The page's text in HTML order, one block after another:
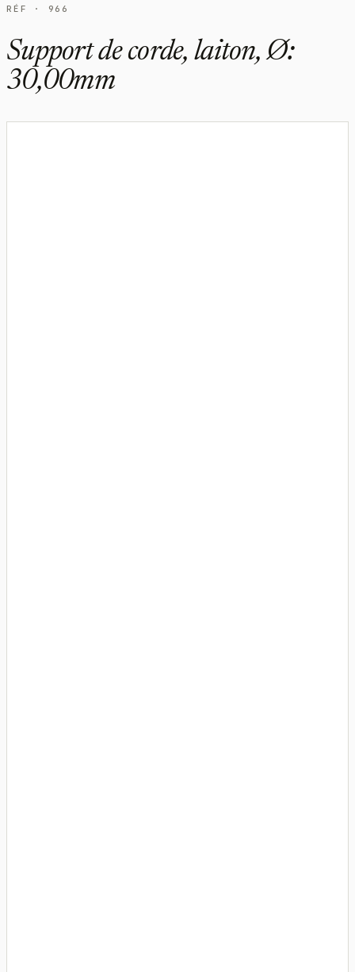
RÉF · 966
Support de corde, laiton, Ø:
30,00mm